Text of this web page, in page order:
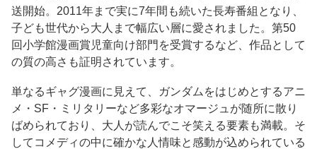
送開始。2011年まで実に7年間も続いた長寿番組となり、
子ども世代から大人まで幅広い層に愛されました。第50
回小学館漫画賞児童向け部門を受賞するなど、作品として
の質の高さも証明されています。
単なるギャグ漫画に見えて、ガンダムをはじめとするアニ
メ・SF・ミリタリーなど多彩なオマージュが随所に散り
ばめられており、大人が読んでこそ笑える要素も満載。そ
してコメディの中に確かな人情味と感動が込められている